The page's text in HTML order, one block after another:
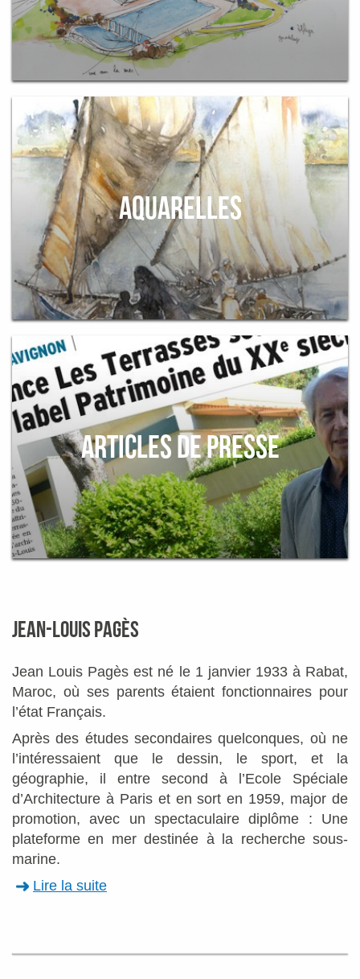
AQUARELLES
ARTICLES DE PRESSE
JEAN-LOUIS PAGÈS
Jean Louis Pagès est né le 1 janvier 1933 à Rabat,
Maroc, où ses parents étaient fonctionnaires pour
l’état Français.
Après des études secondaires quelconques, où ne
l’intéressaient que le dessin, le sport, et la
géographie, il entre second à l’Ecole Spéciale
d’Architecture à Paris et en sort en 1959, major de
promotion, avec un spectaculaire diplôme : Une
plateforme en mer destinée à la recherche sous-
marine.
Lire la suite